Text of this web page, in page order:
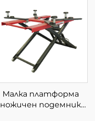
Малка платформа
ножичен подемник